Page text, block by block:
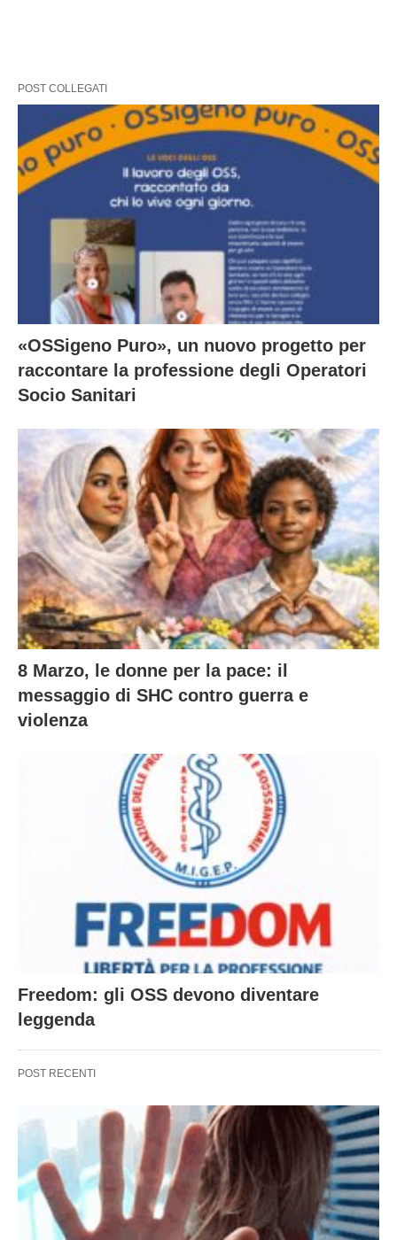
POST COLLEGATI
«OSSigeno Puro», un nuovo progetto per
raccontare la professione degli Operatori
Socio Sanitari
8 Marzo, le donne per la pace: il
messaggio di SHC contro guerra e
violenza
Freedom: gli OSS devono diventare
leggenda
POST RECENTI